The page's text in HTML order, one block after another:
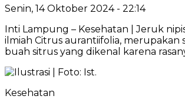
Senin, 14 Oktober 2024 - 22:14
Inti Lampung – Kesehatan | Jeruk
ilmiah Citrus aurantiifolia, merupakan
buah sitrus yang dikenal karena
Kesehatan